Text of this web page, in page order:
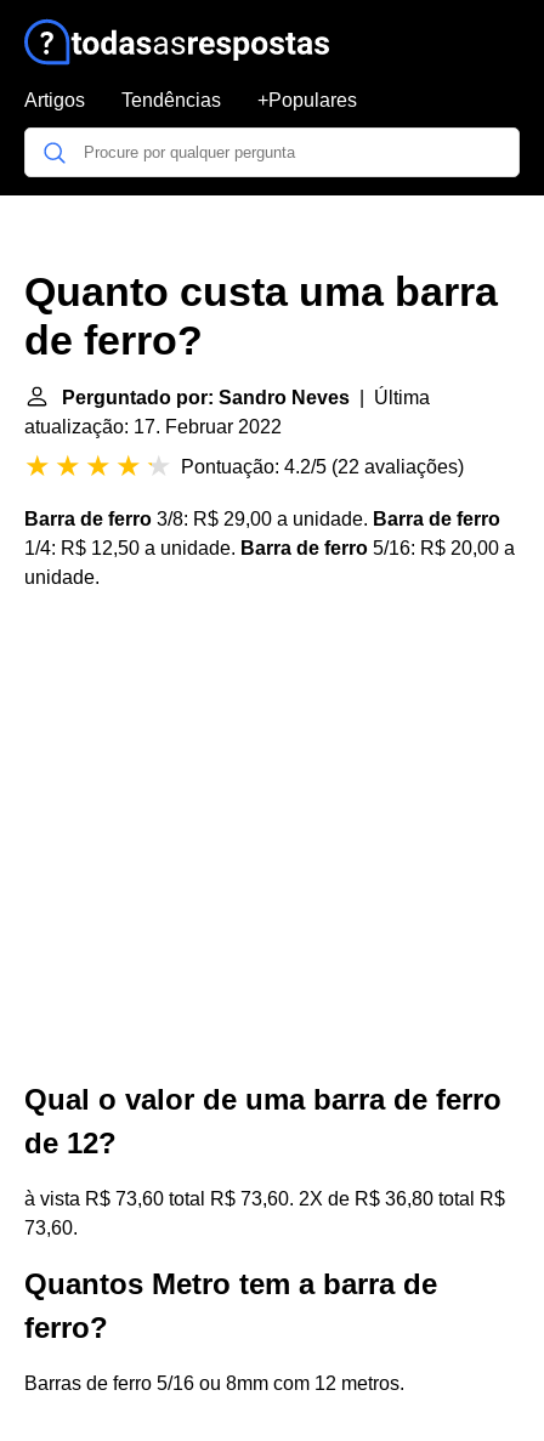
Artigos Tendências +Populares
Quanto custa uma barra
de ferro?
Perguntado por: Sandro Neves | Última
atualização: 17. Februar 2022
Pontuação: 4.2/5 (22 avaliações)
Barra de ferro 3/8: R$ 29,00 a unidade. Barra de ferro
1/4: R$ 12,50 a unidade. Barra de ferro 5/16: R$ 20,00 a
unidade.
Qual o valor de uma barra de ferro
de 12?
à vista R$ 73,60 total R$ 73,60. 2X de R$ 36,80 total R$
73,60.
Quantos Metro tem a barra de
ferro?
Barras de ferro 5/16 ou 8mm com 12 metros.